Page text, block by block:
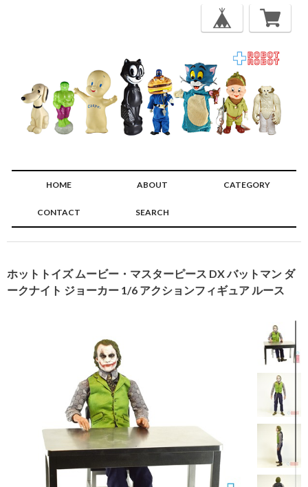
HOME ABOUT CATEGORY
CONTACT SEARCH
ホットトイズ ムービー・マスターピース DX バットマン ダ
ークナイト ジョーカー 1/6 アクションフィギュア ルース